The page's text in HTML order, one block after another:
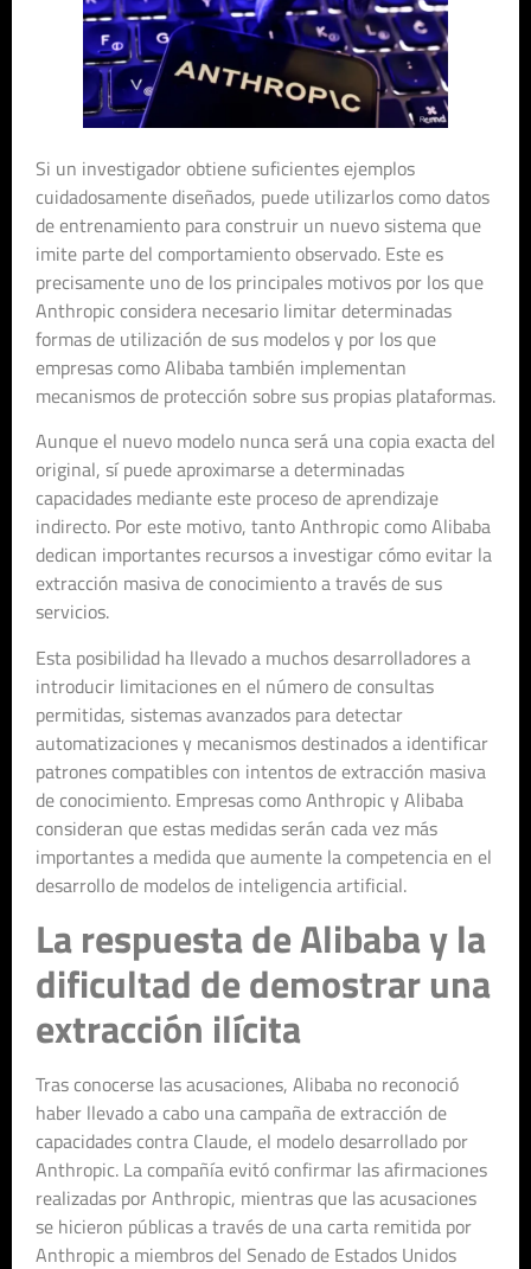
Si un investigador obtiene suficientes ejemplos
cuidadosamente diseñados, puede utilizarlos como datos
de entrenamiento para construir un nuevo sistema que
imite parte del comportamiento observado. Este es
precisamente uno de los principales motivos por los que
Anthropic considera necesario limitar determinadas
formas de utilización de sus modelos y por los que
empresas como Alibaba también implementan
mecanismos de protección sobre sus propias plataformas.
Aunque el nuevo modelo nunca será una copia exacta del
original, sí puede aproximarse a determinadas
capacidades mediante este proceso de aprendizaje
indirecto. Por este motivo, tanto Anthropic como Alibaba
dedican importantes recursos a investigar cómo evitar la
extracción masiva de conocimiento a través de sus
servicios.
Esta posibilidad ha llevado a muchos desarrolladores a
introducir limitaciones en el número de consultas
permitidas, sistemas avanzados para detectar
automatizaciones y mecanismos destinados a identificar
patrones compatibles con intentos de extracción masiva
de conocimiento. Empresas como Anthropic y Alibaba
consideran que estas medidas serán cada vez más
importantes a medida que aumente la competencia en el
desarrollo de modelos de inteligencia artificial.
La respuesta de Alibaba y la
dificultad de demostrar una
extracción ilícita
Tras conocerse las acusaciones, Alibaba no reconoció
haber llevado a cabo una campaña de extracción de
capacidades contra Claude, el modelo desarrollado por
Anthropic. La compañía evitó confirmar las afirmaciones
realizadas por Anthropic, mientras que las acusaciones
se hicieron públicas a través de una carta remitida por
Anthropic a miembros del Senado de Estados Unidos